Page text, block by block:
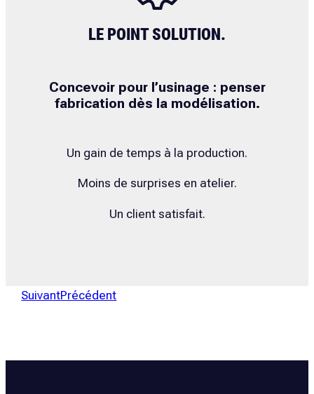
LE POINT SOLUTION.
Concevoir pour l’usinage : penser
fabrication dès la modélisation.
Un gain de temps à la production.
Moins de surprises en atelier.
Un client satisfait.
SuivantPrécédent